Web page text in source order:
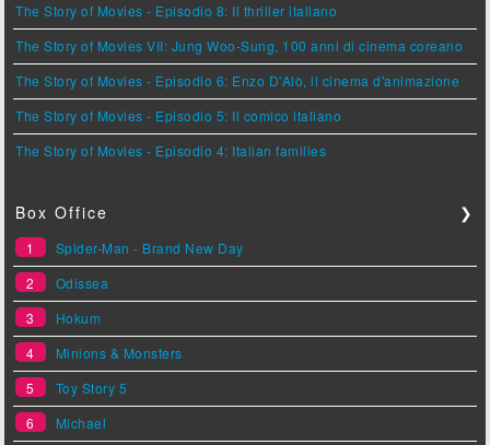
The Story of Movies - Episodio 8: Il thriller italiano
The Story of Movies VII: Jung Woo-Sung, 100 anni di cinema coreano
The Story of Movies - Episodio 6: Enzo D'Alò, il cinema d'animazione
The Story of Movies - Episodio 5: Il comico italiano
The Story of Movies - Episodio 4: Italian families
Box Office ❯
1
Spider-Man - Brand New Day
2
Odissea
3
Hokum
4
Minions & Monsters
5
Toy Story 5
6
Michael